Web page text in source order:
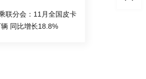
联分会：11月全国皮卡
同比增长18.8%